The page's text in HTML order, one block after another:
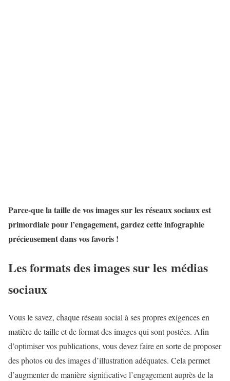
Parce-que la taille de vos images sur les réseaux sociaux est
primordiale pour l’engagement, gardez cette infographie
précieusement dans vos favoris !
Les formats des images sur les médias
sociaux
Vous le savez, chaque réseau social à ses propres exigences en
matière de taille et de format des images qui sont postées. Afin
d’optimiser vos publications, vous devez faire en sorte de proposer
des photos ou des images d’illustration adéquates. Cela permet
d’augmenter de manière significative l’engagement auprès de la